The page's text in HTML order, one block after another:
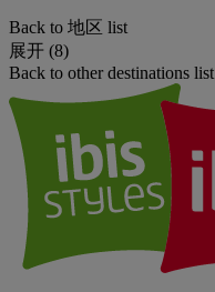
Back to 地区 list
展开 (8)
Back to other destinations list